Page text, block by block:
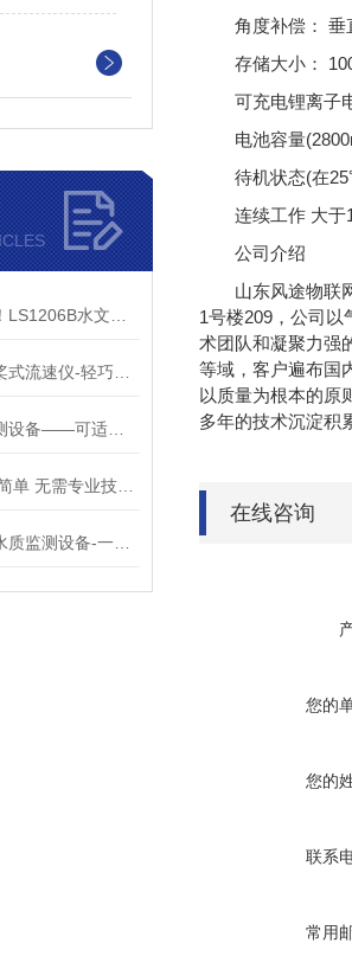
角度补偿： 垂
存储大小：
可充电锂离子
电池容量
待机状态(在
连续工作 大于
公司介绍
山东风途物联
1号楼209，公司
术团队和凝聚力强
等域，客户遍布国
以质量为根本的原
多年的技术沉淀积
在线咨询
您的
您的
联系
常用